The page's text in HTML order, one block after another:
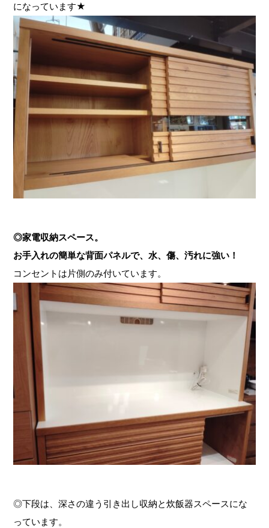
になっています★
◎家電収納スペース。
お手入れの簡単な背面パネルで、水、傷、汚れに強い！
コンセントは片側のみ付いています。
◎下段は、深さの違う引き出し収納と炊飯器スペースにな
っています。